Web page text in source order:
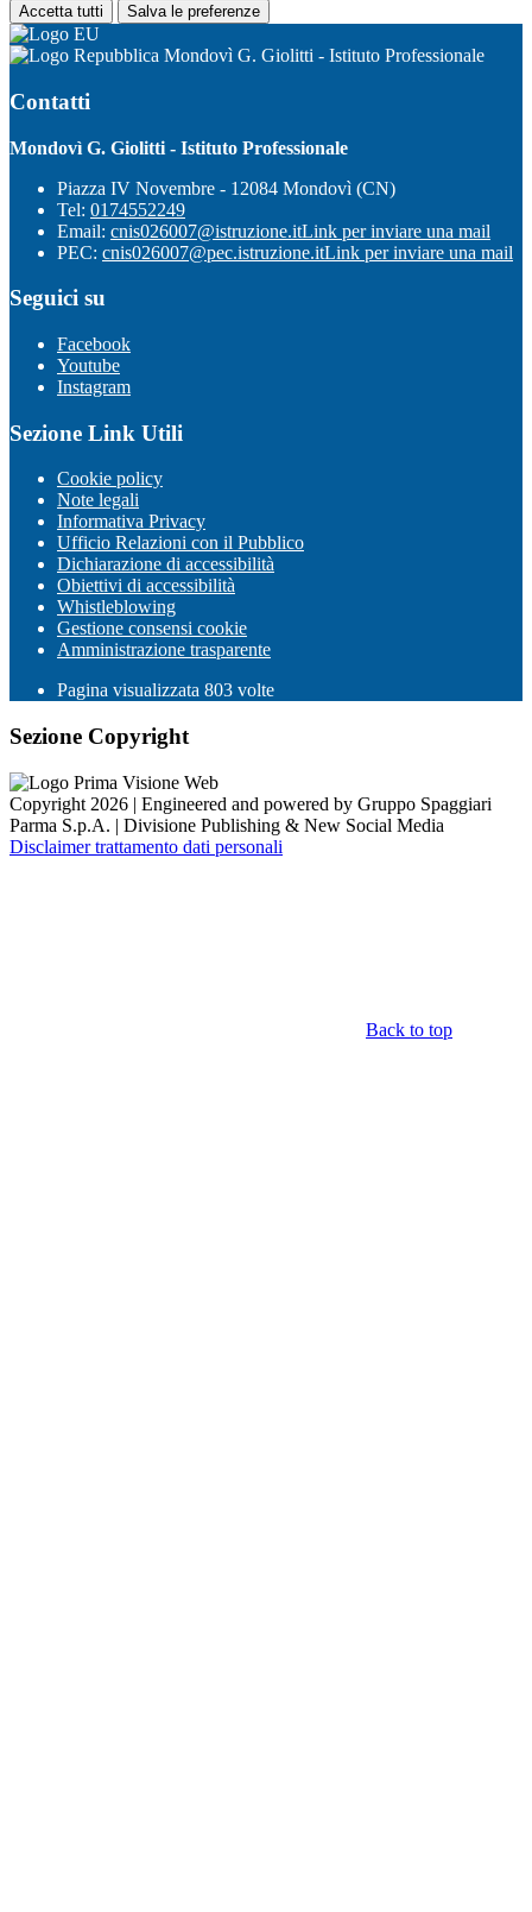
Accetta tutti Salva le preferenze
Mondovì G. Giolitti - Istituto Professionale
Contatti
Mondovì G. Giolitti - Istituto Professionale
Piazza IV Novembre - 12084 Mondovì (CN)
Tel: 0174552249
Email: cnis026007@istruzione.itLink per inviare una mail
PEC: cnis026007@pec.istruzione.itLink per inviare una mail
Seguici su
Facebook
Youtube
Instagram
Sezione Link Utili
Cookie policy
Note legali
Informativa Privacy
Ufficio Relazioni con il Pubblico
Dichiarazione di accessibilità
Obiettivi di accessibilità
Whistleblowing
Gestione consensi cookie
Amministrazione trasparente
Pagina visualizzata 803 volte
Sezione Copyright
Copyright 2026 | Engineered and powered by Gruppo Spaggiari
Parma S.p.A. | Divisione Publishing & New Social Media
Disclaimer trattamento dati personali
Back to top